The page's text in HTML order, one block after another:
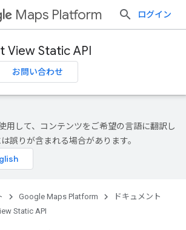
Maps Platform ログイン
View Static API
お問い合わせ
用して、コンテンツをご希望の言語に翻訳し
誤りが含まれる場合があります。
Google Maps Platform
ドキュメント
Static API